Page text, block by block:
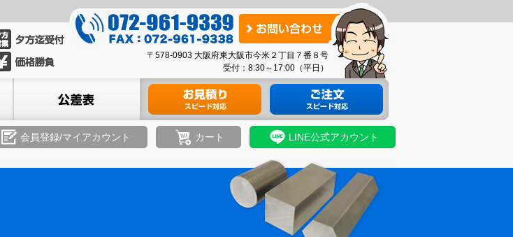
0
7
1
-
9
0
6
1
-
お
い
合
〒578-0903 大阪府東大阪市今米２丁目７番８号
受付：8:30～17:00（平日）
材料のお見積り 材料のご注文
会員登録/マイアカウント カート LINE公式アカウント